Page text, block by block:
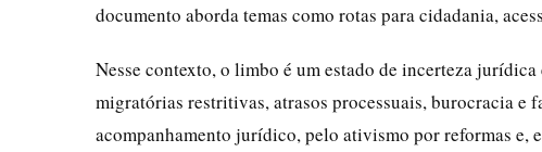
documento aborda temas como rotas para cidadania,
Nesse contexto, o limbo é um estado de incerteza
migratórias restritivas, atrasos processuais, burocracia e
acompanhamento jurídico, pelo ativismo por reformas e,